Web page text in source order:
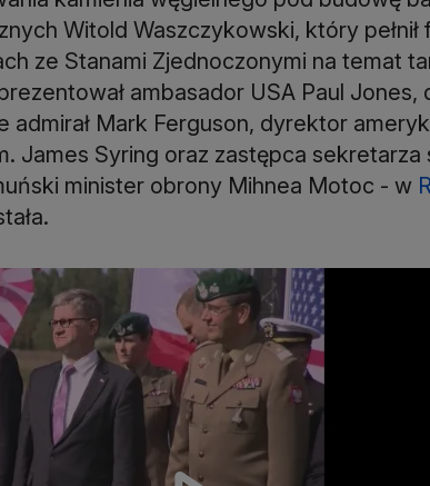
Witold Waszczykowski, który pełnił
ze Stanami Zjednoczonymi na temat
ambasador USA Paul
admirał Mark Ferguson, dyrektor
James Syring oraz zastępca sekretarza
minister obrony Mihnea Motoc - w